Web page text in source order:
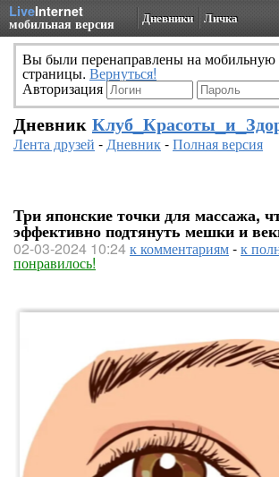
LiveInternet
мобильная версия Дневники Личка
Вы были перенаправлены на
страницы. Вернуться!
Авторизация
Дневник
Лента друзей -Дневник-Полная версия
Три японские точки для массажа,
эффективно подтянуть мешки и
02-03-2024 10:24к комментариям-к
понравилось!